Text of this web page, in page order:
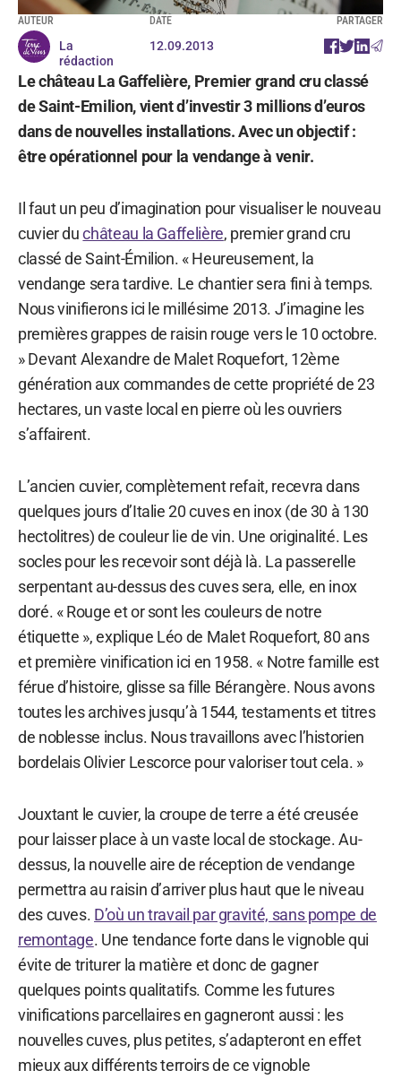
AUTEUR
La
rédaction
DATE
12.09.2013
PARTAGER
Le château La Gaffelière, Premier grand cru classé
de Saint-Emilion, vient d’investir 3 millions d’euros
dans de nouvelles installations. Avec un objectif :
être opérationnel pour la vendange à venir.
Il faut un peu d’imagination pour visualiser le nouveau
cuvier duchâteau la Gaffelière, premier grand cru
classé de Saint-Émilion. « Heureusement, la
vendange sera tardive. Le chantier sera fini à temps.
Nous vinifierons ici le millésime 2013. J’imagine les
premières grappes de raisin rouge vers le 10 octobre.
» Devant Alexandre de Malet Roquefort, 12ème
génération aux commandes de cette propriété de 23
hectares, un vaste local en pierre où les ouvriers
s’affairent.
L’ancien cuvier, complètement refait, recevra dans
quelques jours d’Italie 20 cuves en inox (de 30 à 130
hectolitres) de couleur lie de vin. Une originalité. Les
socles pour les recevoir sont déjà là. La passerelle
serpentant au-dessus des cuves sera, elle, en inox
doré. « Rouge et or sont les couleurs de notre
étiquette », explique Léo de Malet Roquefort, 80 ans
et première vinification ici en 1958. « Notre famille est
férue d’histoire, glisse sa fille Bérangère. Nous avons
toutes les archives jusqu’à 1544, testaments et titres
de noblesse inclus. Nous travaillons avec l’historien
bordelais Olivier Lescorce pour valoriser tout cela. »
Jouxtant le cuvier, la croupe de terre a été creusée
pour laisser place à un vaste local de stockage. Au-
dessus, la nouvelle aire de réception de vendange
permettra au raisin d’arriver plus haut que le niveau
des cuves. D’où un travail par gravité, sans pompe de
remontage. Une tendance forte dans le vignoble qui
évite de triturer la matière et donc de gagner
quelques points qualitatifs. Comme les futures
vinifications parcellaires en gagneront aussi : les
nouvelles cuves, plus petites, s’adapteront en effet
mieux aux différents terroirs de ce vignoble